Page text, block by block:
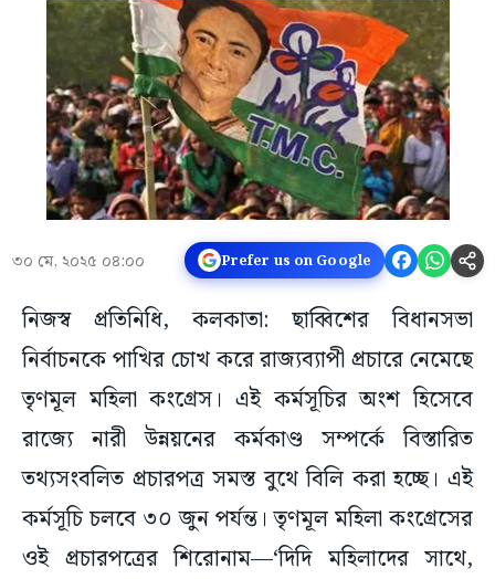
৩০ মে, ২০২৫ ০৪:০০ Prefer us on Google
নিজস্ব প্রতিনিধি, কলকাতা: ছাব্বিশের বিধানসভা
নির্বাচনকে পাখির চোখ করে রাজ্যব্যাপী প্রচারে নেমেছে
তৃণমূল মহিলা কংগ্রেস। এই কর্মসূচির অংশ হিসেবে
রাজ্যে নারী উন্নয়নের কর্মকাণ্ড সম্পর্কে বিস্তারিত
তথ্যসংবলিত প্রচারপত্র সমস্ত বুথে বিলি করা হচ্ছে। এই
কর্মসূচি চলবে ৩০ জুন পর্যন্ত। তৃণমূল মহিলা কংগ্রেসের
ওই প্রচারপত্রের শিরোনাম—‘দিদি মহিলাদের সাথে,